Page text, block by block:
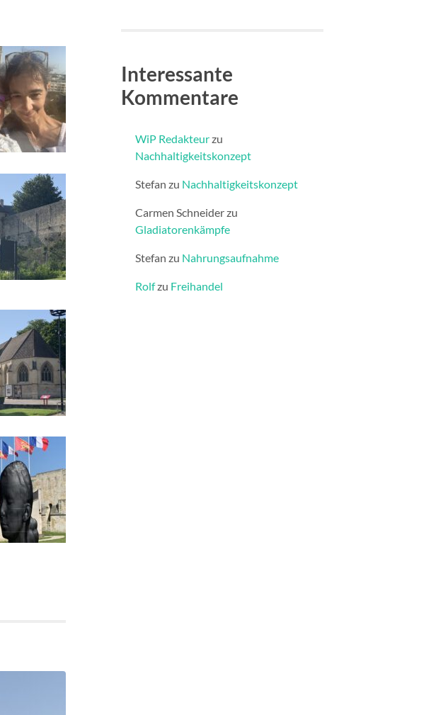
Interessante
Kommentare
WiP Redakteurzu
Nachhaltigkeitskonzept
Stefan zu Nachhaltigkeitskonzept
Carmen Schneiderzu
Gladiatorenkämpfe
Stefan zu Nahrungsaufnahme
Rolfzu Freihandel